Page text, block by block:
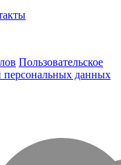
Пользовательское
персональных данных